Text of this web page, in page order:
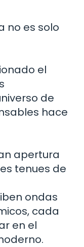
no es solo
el
de
hace
apertura
tenues de
ondas
cada
en el